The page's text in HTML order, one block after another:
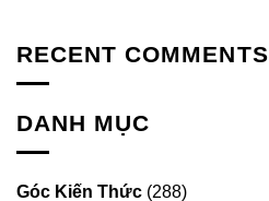
RECENT COMMENTS
DANH MỤC
Góc Kiến Thức (288)